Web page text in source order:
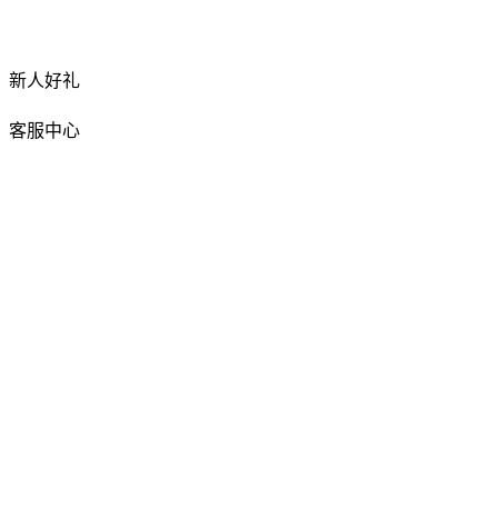
新人好礼
客服中心